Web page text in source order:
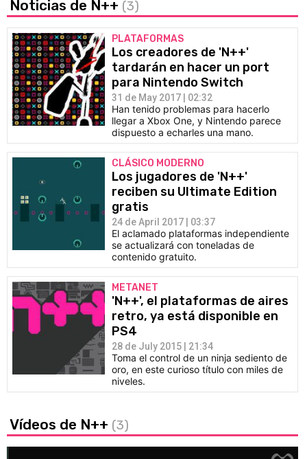
Noticias de N++ (3)
PLATAFORMAS
Los creadores de 'N++'
tardarán en hacer un port
para Nintendo Switch
31 de May 2017 | 02:32
Han tenido problemas para hacerlo
llegar a Xbox One, y Nintendo parece
dispuesto a echarles una mano.
CLÁSICO MODERNO
Los jugadores de 'N++'
reciben su Ultimate Edition
gratis
24 de April 2017 | 03:37
El aclamado plataformas independiente
se actualizará con toneladas de
contenido gratuito.
METANET
'N++', el plataformas de aires
retro, ya está disponible en
PS4
28 de July 2015 | 21:34
Toma el control de un ninja sediento de
oro, en este curioso título con miles de
niveles.
Vídeos de N++ (3)